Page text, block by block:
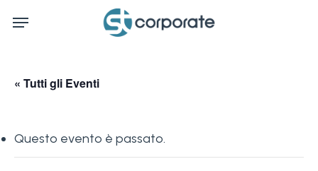
Menu
« Tutti gli Eventi
Questo evento è passato.